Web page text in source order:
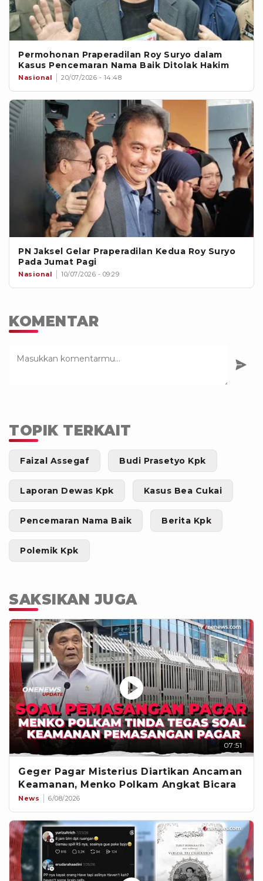
Permohonan Praperadilan Roy Suryo dalam
Kasus Pencemaran Nama Baik Ditolak Hakim
Nasional 20/07/2026 - 14:48
PN Jaksel Gelar Praperadilan Kedua Roy Suryo
Pada Jumat Pagi
Nasional 10/07/2026 - 09:29
KOMENTAR
TOPIK TERKAIT
Faizal Assegaf Budi Prasetyo Kpk
Laporan Dewas Kpk Kasus Bea Cukai
Pencemaran Nama Baik Berita Kpk
Polemik Kpk
SAKSIKAN JUGA
07:51
Geger Pagar Misterius Diartikan Ancaman
Keamanan, Menko Polkam Angkat Bicara
News 6/08/2026